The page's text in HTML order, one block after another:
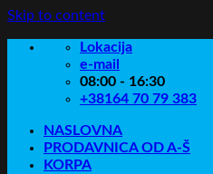
Skip to content
Lokacija
e-mail
08:00 - 16:30
+38164 70 79 383
NASLOVNA
PRODAVNICA OD A-Š
KORPA